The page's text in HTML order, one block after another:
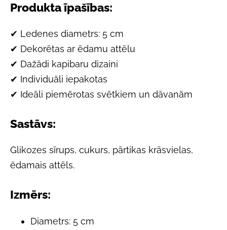
Produkta īpašības:
✔ Ledenes diametrs: 5 cm
✔ Dekorētas ar ēdamu attēlu
✔ Dažādi kapibaru dizaini
✔ Individuāli iepakotas
✔ Ideāli piemērotas svētkiem un dāvanām
Sastāvs:
Glikozes sīrups, cukurs, pārtikas krāsvielas,
ēdamais attēls.
Izmērs:
Diametrs: 5 cm